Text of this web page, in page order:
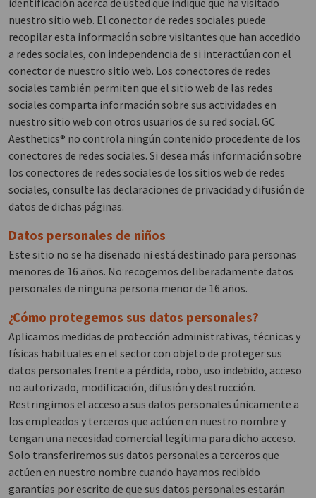
identificación acerca de usted que indique que ha visitado
nuestro sitio web. El conector de redes sociales puede
recopilar esta información sobre visitantes que han accedido
a redes sociales, con independencia de si interactúan con el
conector de nuestro sitio web. Los conectores de redes
sociales también permiten que el sitio web de las redes
sociales comparta información sobre sus actividades en
nuestro sitio web con otros usuarios de su red social. GC
Aesthetics® no controla ningún contenido procedente de los
conectores de redes sociales. Si desea más información sobre
los conectores de redes sociales de los sitios web de redes
sociales, consulte las declaraciones de privacidad y difusión de
datos de dichas páginas.
Datos personales de niños
Este sitio no se ha diseñado ni está destinado para personas
menores de 16 años. No recogemos deliberadamente datos
personales de ninguna persona menor de 16 años.
¿Cómo protegemos sus datos personales?
Aplicamos medidas de protección administrativas, técnicas y
físicas habituales en el sector con objeto de proteger sus
datos personales frente a pérdida, robo, uso indebido, acceso
no autorizado, modificación, difusión y destrucción.
Restringimos el acceso a sus datos personales únicamente a
los empleados y terceros que actúen en nuestro nombre y
tengan una necesidad comercial legítima para dicho acceso.
Solo transferiremos sus datos personales a terceros que
actúen en nuestro nombre cuando hayamos recibido
garantías por escrito de que sus datos personales estarán